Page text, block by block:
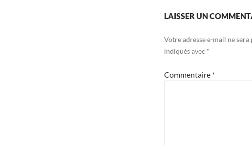
LAISSER UN
Votre adresse e-mail ne sera
indiqués avec *
Commentaire *